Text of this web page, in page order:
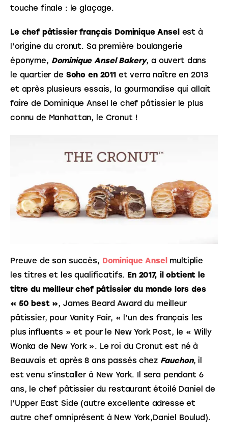
touche finale : le glaçage.
Le chef pâtissier français Dominique Ansel est à
l’origine du cronut. Sa première boulangerie
éponyme, Dominique Ansel Bakery, a ouvert dans
le quartier de Soho en 2011 et verra naître en 2013
et après plusieurs essais, la gourmandise qui allait
faire de Dominique Ansel le chef pâtissier le plus
connu de Manhattan, le Cronut !
Preuve de son succès, Dominique Ansel multiplie
les titres et les qualificatifs. En 2017, il obtient le
titre du meilleur chef pâtissier du monde lors des
« 50 best », James Beard Award du meilleur
pâtissier, pour Vanity Fair, « l’un des français les
plus influents » et pour le New York Post, le « Willy
Wonka de New York ». Le roi du Cronut est né à
Beauvais et après 8 ans passés chez Fauchon, il
est venu s’installer à New York. Il sera pendant 6
ans, le chef pâtissier du restaurant étoilé Daniel de
l’Upper East Side (autre excellente adresse et
autre chef omniprésent à New York,Daniel Boulud).